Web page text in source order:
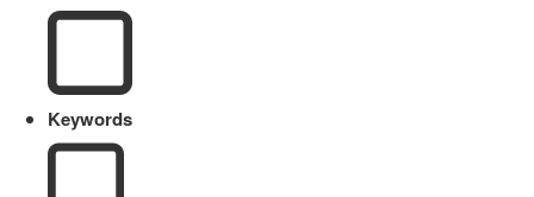
Keywords